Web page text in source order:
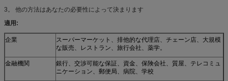
3。 他の方法はあなたの必要性によって決まります
適用:
企業
スーパーマーケット、排他的な代理店、チェーン店、大規模
な販売、レストラン、旅行会社、薬学。
金融機関
銀行、交渉可能な保証、資金、保険会社、質屋、テレコミュ
ニケーション、郵便局、病院、学校